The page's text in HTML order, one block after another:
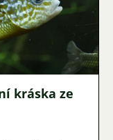
kráska ze